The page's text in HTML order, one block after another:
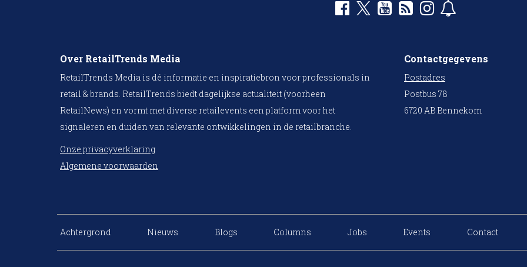
Over RetailTrends Media
RetailTrends Media is dé informatie en inspiratiebron voor professionals in
retail & brands. RetailTrends biedt dagelijkse actualiteit (voorheen
RetailNews) en vormt met diverse retailevents een platform voor het
signaleren en duiden van relevante ontwikkelingen in de retailbranche.
Onze privacyverklaring
Algemene voorwaarden
Contactgegevens
Postadres
Postbus 78
6720 AB Bennekom
Achtergrond Nieuws Blogs Columns Jobs Events Contact